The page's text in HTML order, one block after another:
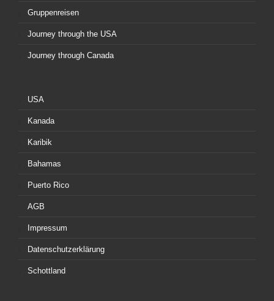
Gruppenreisen
Journey through the USA
Journey through Canada
USA
Kanada
Karibik
Bahamas
Puerto Rico
AGB
Impressum
Datenschutzerklärung
Schottland